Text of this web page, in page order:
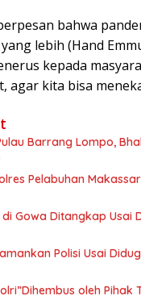
bahwa
lebih (Hand
kepada
agar kita bisa
Barrang Lompo,
Pelabuhan
di Gowa Ditangkap
Polisi Usai
oleh Pihak